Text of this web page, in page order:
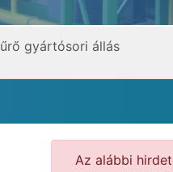
gyártósori állás
Az alábbi